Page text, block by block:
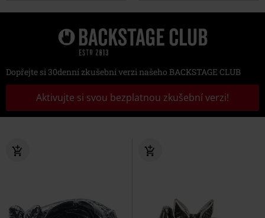
Dopřejte si 30denní zkušební verzi našeho BACKSTAGE CLUB
Aktivujte si svou bezplatnou zkušební verzi!